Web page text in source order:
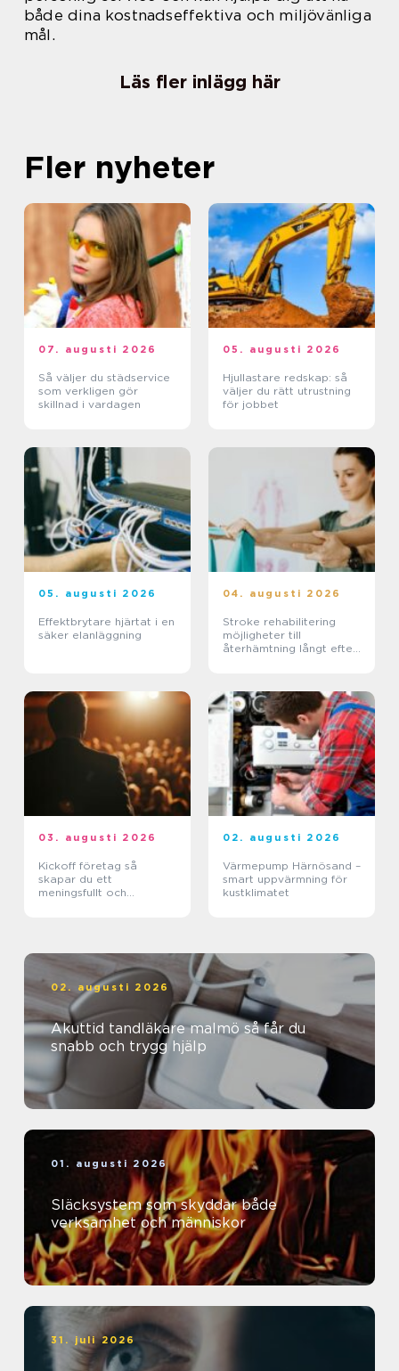
både dina kostnadseffektiva och miljövänliga
mål.
Läs fler inlägg här
Fler nyheter
07. augusti 2026
Så väljer du städservice
som verkligen gör
skillnad i vardagen
05. augusti 2026
Hjullastare redskap: så
väljer du rätt utrustning
för jobbet
05. augusti 2026
Effektbrytare hjärtat i en
säker elanläggning
04. augusti 2026
Stroke rehabilitering
möjligheter till
återhämtning långt efter
03. augusti 2026
Kickoff företag så
skapar du ett
meningsfullt och
02. augusti 2026
Värmepump Härnösand –
smart uppvärmning för
kustklimatet
02. augusti 2026
Akuttid tandläkare malmö så får du
snabb och trygg hjälp
01. augusti 2026
Släcksystem som skyddar både
verksamhet och människor
31. juli 2026